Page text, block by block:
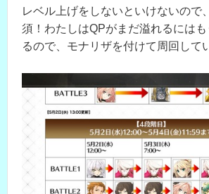
レベル上げをしないといけないので
須！わたしはQPがまだ溢れるには
るので、モナリザを付けて周回して